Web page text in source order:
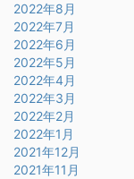
2022年8月
2022年7月
2022年6月
2022年5月
2022年4月
2022年3月
2022年2月
2022年1月
2021年12月
2021年11月